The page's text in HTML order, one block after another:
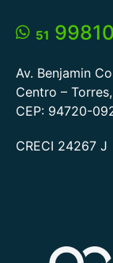
51
Av. Benjamin
Centro –
CEP: 94720-
CRECI 24267 J